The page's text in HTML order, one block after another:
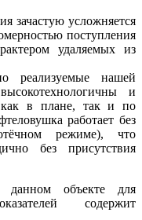
зачастую усложняется
поступления
удаляемых из
реализуемые нашей
и
как в плане, так и по
работает без
режиме), что
без присутствия
объекте для
содержит